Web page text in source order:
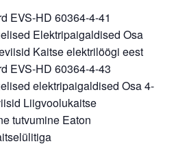
EVS-HD 60364-4-41
Elektripaigaldised Osa
Kaitse elektrilöögi eest
EVS-HD 60364-4-43
elektripaigaldised Osa 4-
Liigvoolukaitse
tutvumine Eaton